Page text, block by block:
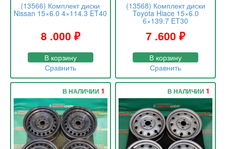
(13566) Комплект диски
Nissan 15×6.0 4×114.3 ET40
8 .000 ₽
В корзину
Сравнить
(13568) Комплект диски
Toyota Hiace 15×6.0
6×139.7 ET30
7 .600₽
В корзину
Сравнить
В НАЛИЧИИ 1 В НАЛИЧИИ 1